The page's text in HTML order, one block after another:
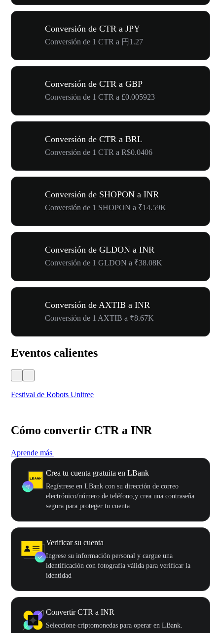
Conversión de CTR a JPY
Conversión de 1 CTR a 円1.27
Conversión de CTR a GBP
Conversión de 1 CTR a £0.005923
Conversión de CTR a BRL
Conversión de 1 CTR a R$0.0406
Conversión de SHOPON a INR
Conversión de 1 SHOPON a ₹14.59K
Conversión de GLDON a INR
Conversión de 1 GLDON a ₹38.08K
Conversión de AXTIB a INR
Conversión de 1 AXTIB a ₹8.67K
Eventos calientes
Festival de Robots Unitree
Cómo convertir CTR a INR
Aprende más
Crea tu cuenta gratuita en LBank
Regístrese en LBank con su dirección de correo
electrónico/número de teléfono,y crea una contraseña
segura para proteger tu cuenta
Verificar su cuenta
Ingrese su información personal y cargue una
identificación con fotografía válida para verificar la
identidad
Convertir CTR a INR
Seleccione criptomonedas para operar en LBank.